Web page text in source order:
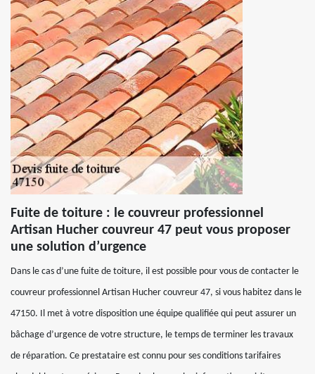
Fuite de toiture : le couvreur professionnel
Artisan Hucher couvreur 47 peut vous proposer
une solution d’urgence
Dans le cas d’une fuite de toiture, il est possible pour vous de contacter le
couvreur professionnel Artisan Hucher couvreur 47, si vous habitez dans le
47150. Il met à votre disposition une équipe qualifiée qui peut assurer un
bâchage d’urgence de votre structure, le temps de terminer les travaux
de réparation. Ce prestataire est connu pour ses conditions tarifaires